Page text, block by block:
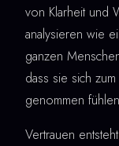
von Klarheit und
analysieren wie
ganzen
dass sie sich
genommen
Vertrauen